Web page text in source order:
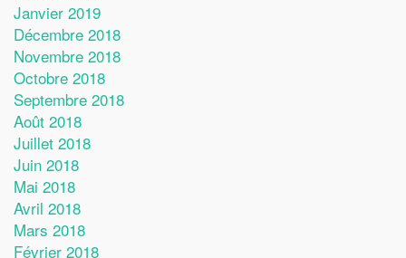
Janvier 2019
Décembre 2018
Novembre 2018
Octobre 2018
Septembre 2018
Août 2018
Juillet 2018
Juin 2018
Mai 2018
Avril 2018
Mars 2018
Février 2018